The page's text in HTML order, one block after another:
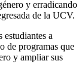
y erradicando
de la UCV.
a
de programas que
y ampliar sus